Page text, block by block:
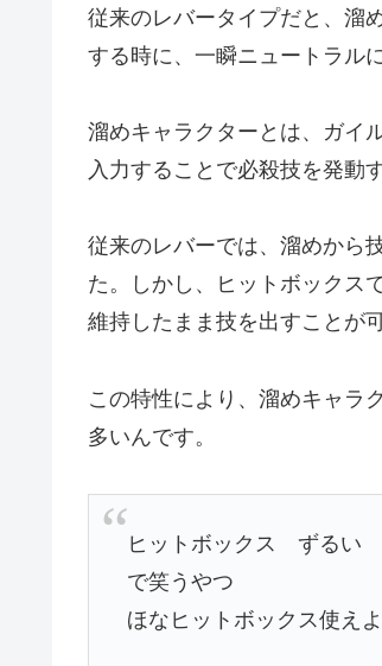
従来のレバータイプだと、溜
する時に、一瞬ニュートラル
溜めキャラクターとは、ガイ
入力することで必殺技を発動
従来のレバーでは、溜めから
た。しかし、ヒットボックス
維持したまま技を出すことが
この特性により、溜めキャラ
多いんです。
ヒットボックス ずるい
で笑うやつ
ほなヒットボックス使え